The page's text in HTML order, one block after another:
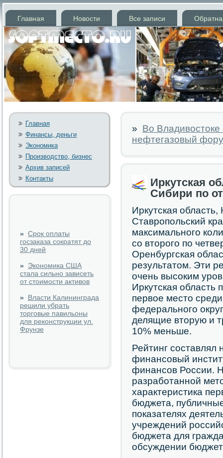
Главная Новости Все записи
Главная
Финансы, деньги
Экономика
Производство, бизнес
Архив записей
Контакты
» Срок оплаты
госзаказа сократят до
30 дней
» Экономика США
стала сильно зависеть
от стоимости активов
» Власти Калининграда
решили убрать
торговые павильоны
для реконструкции ул.
Фрунзе
» Во Владивостоке
нефтегазовый
Иркутская
Сибири по
Иркутская
Ставропольский
максимального
со второго по
Оренбургская
результатом. Эти
очень высоким
Иркутская область
первое место
федерального
делящие вторую и
10% меньше.
Рейтинг составлял
финансовый
финансов России.
разработанной
характеристика
бюджета,
показателях
учреждений
бюджета для
обсуждении